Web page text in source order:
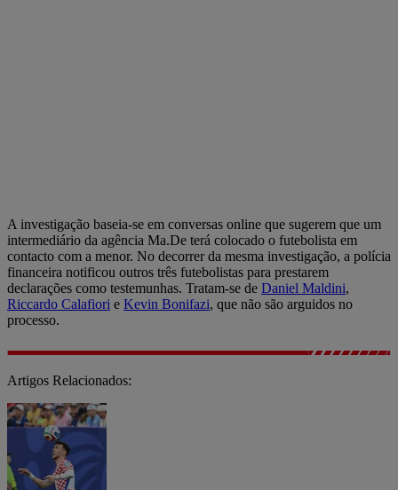
A investigação baseia-se em conversas online que sugerem que um
intermediário da agência Ma.De terá colocado o futebolista em
contacto com a menor. No decorrer da mesma investigação, a polícia
financeira notificou outros três futebolistas para prestarem
declarações como testemunhas. Tratam-se de Daniel Maldini,
Riccardo Calafiori e Kevin Bonifazi, que não são arguidos no
processo.
Artigos Relacionados: